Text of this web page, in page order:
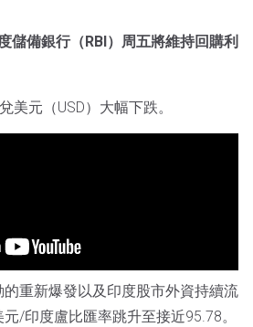
儲備銀行（RBI）周五將維持回購利
美元（USD）大幅下跌。
重新爆發以及印度股市外資持續流
/印度盧比匯率跳升至接近95.78。